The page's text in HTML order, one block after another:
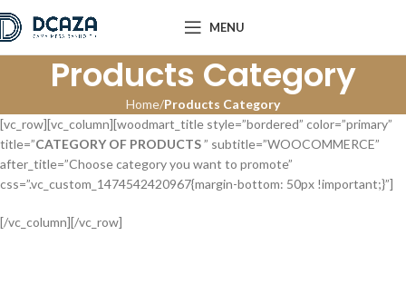
MENU
Products Category
Home Products Category
[vc_row][vc_column][woodmart_title style=”bordered” color=”primary”
title=”CATEGORY OF PRODUCTS” subtitle=”WOOCOMMERCE”
after_title=”Choose category you want to promote”
css=”.vc_custom_1474542420967{margin-bottom: 50px !important;}”]
[/vc_column][/vc_row]